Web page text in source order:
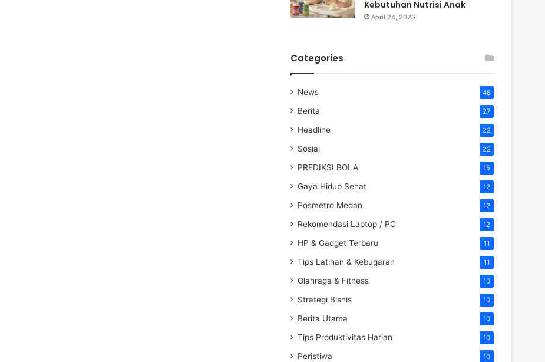
Kebutuhan Nutrisi Anak
April 24, 2026
Categories
News 48
Berita 27
Headline 22
Sosial 22
PREDIKSI BOLA 15
Gaya Hidup Sehat 12
Posmetro Medan 12
Rekomendasi Laptop / PC 12
HP & Gadget Terbaru 11
Tips Latihan & Kebugaran 11
Olahraga & Fitness 10
Strategi Bisnis 10
Berita Utama 10
Tips Produktivitas Harian 10
Peristiwa 10